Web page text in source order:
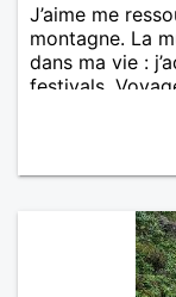
J’aime me
montagne. La
dans ma vie :
festivals.
cultures, c’est
rencontrer
moments